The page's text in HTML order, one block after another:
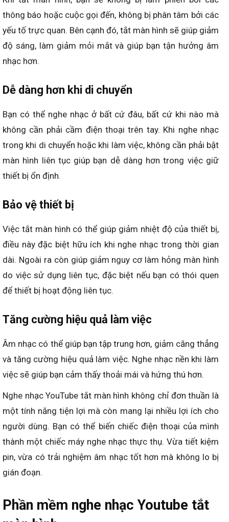
thông báo hoặc cuộc gọi đến, không bị phân tâm bởi các
yếu tố trực quan. Bên cạnh đó, tắt màn hình sẽ giúp giảm
độ sáng, làm giảm mỏi mắt và giúp bạn tận hưởng âm
nhạc hơn.
Dễ dàng hơn khi di chuyển
Bạn có thể nghe nhạc ở bất cứ đâu, bất cứ khi nào mà
không cần phải cầm điện thoại trên tay. Khi nghe nhạc
trong khi di chuyển hoặc khi làm việc, không cần phải bật
màn hình liên tục giúp bạn dễ dàng hơn trong việc giữ
thiết bị ổn định.
Bảo vệ thiết bị
Việc tắt màn hình có thể giúp giảm nhiệt độ của thiết bị,
điều này đặc biệt hữu ích khi nghe nhạc trong thời gian
dài. Ngoài ra còn giúp giảm nguy cơ làm hỏng màn hình
do việc sử dụng liên tục, đặc biệt nếu bạn có thói quen
để thiết bị hoạt động liên tục.
Tăng cường hiệu quả làm việc
Âm nhạc có thể giúp bạn tập trung hơn, giảm căng thẳng
và tăng cường hiệu quả làm việc. Nghe nhạc nền khi làm
việc sẽ giúp bạn cảm thấy thoải mái và hứng thú hơn.
Nghe nhạc YouTube tắt màn hình không chỉ đơn thuần là
một tính năng tiện lợi mà còn mang lại nhiều lợi ích cho
người dùng. Bạn có thể biến chiếc điện thoại của mình
thành một chiếc máy nghe nhạc thực thụ. Vừa tiết kiệm
pin, vừa có trải nghiệm âm nhạc tốt hơn mà không lo bị
gián đoạn.
Phần mềm nghe nhạc Youtube tắt